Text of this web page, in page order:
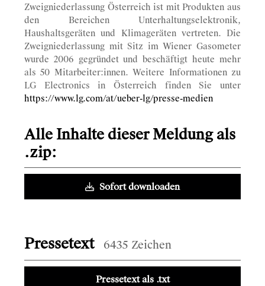
Zweigniederlassung Österreich ist mit Produkten aus
den Bereichen Unterhaltungselektronik,
Haushaltsgeräten und Klimageräten vertreten. Die
Zweigniederlassung mit Sitz im Wiener Gasometer
wurde 2006 gegründet und beschäftigt heute mehr
als 50 Mitarbeiter:innen. Weitere Informationen zu
LG Electronics in Österreich finden Sie unter
https://www.lg.com/at/ueber-lg/presse-medien
Alle Inhalte dieser Meldung als
.zip:
Sofort downloaden
Pressetext 6435 Zeichen
Pressetext als .txt